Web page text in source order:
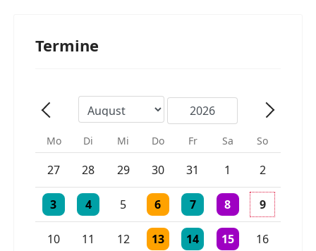
Termine
Mo Di Mi Do Fr Sa So
27 28 29 30
Einzelne Veranstaltung
31
Einzelne Veranstaltung
1 2
3
Einzelne Veranstaltung
4
Einzelne Veranstaltung
5 6
Einzelne Veranstaltung
7
Einzelne Veranstaltung
8
3 Veranstaltungen
9
10 11 12 13
Einzelne Veranstaltung
14
Einzelne Veranstaltung
15
Einzelne16